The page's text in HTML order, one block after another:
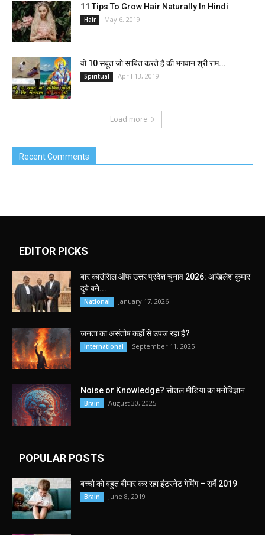
11 Tips To Grow Hair Naturally In Hindi
Hair May 6, 2019
वो 10 सबूत जो साबित करते है की भगवान श्री राम...
Spiritual April 13, 2019
Load more
Recent Comments
EDITOR PICKS
बार काउंसिल ऑफ उत्तर प्रदेश चुनाव 2026: अखिलेश कुमार
दुबे बने...
National January 17, 2026
जनता का असंतोष कहाँ से उपज रहा है?
International September 11, 2025
Noise or Knowledge? सोशल मीडिया का मनोविज्ञान
Brain August 30, 2025
POPULAR POSTS
बच्चो को बहुत बीमार कर रहा इंटरनेट गेमिंग – सर्वे 2019
Brain June 8, 2019